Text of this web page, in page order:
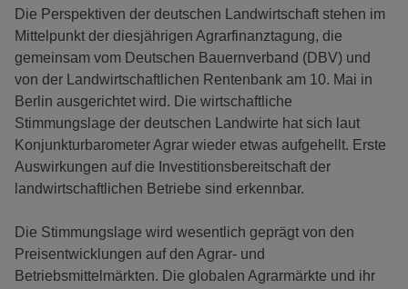
Die Perspektiven der deutschen Landwirtschaft stehen im
Mittelpunkt der diesjährigen Agrarfinanztagung, die
gemeinsam vom Deutschen Bauernverband (DBV) und
von der Landwirtschaftlichen Rentenbank am 10. Mai in
Berlin ausgerichtet wird. Die wirtschaftliche
Stimmungslage der deutschen Landwirte hat sich laut
Konjunkturbarometer Agrar wieder etwas aufgehellt. Erste
Auswirkungen auf die Investitionsbereitschaft der
landwirtschaftlichen Betriebe sind erkennbar.
Die Stimmungslage wird wesentlich geprägt von den
Preisentwicklungen auf den Agrar- und
Betriebsmittelmärkten. Die globalen Agrarmärkte und ihr